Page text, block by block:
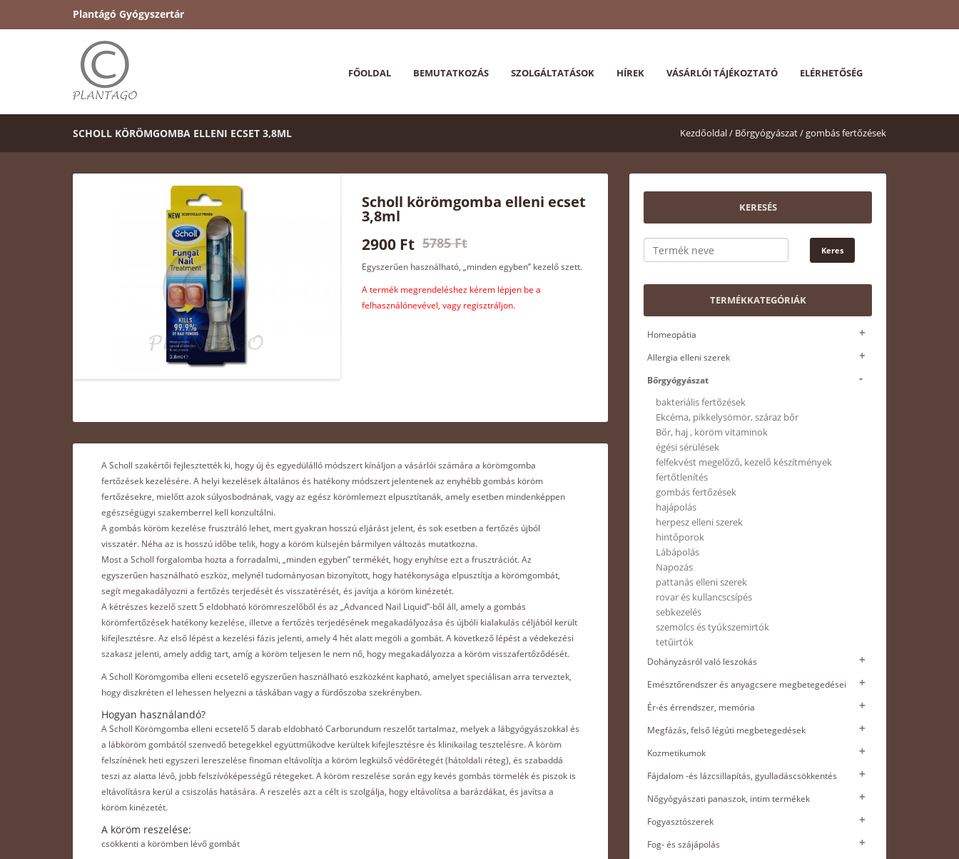
Plantágó Gyógyszertár
FŐOLDAL BEMUTATKOZÁS SZOLGÁLTATÁSOK HÍREK VÁSÁRLÓI TÁJÉKOZTATÓ ELÉRHETŐSÉG
SCHOLL KÖRÖMGOMBA ELLENI ECSET 3,8ML Kezdőoldal / Bőrgyógyászat /gombás fertőzések
Scholl körömgomba elleni ecset
3,8ml
2900 Ft 5785 Ft
Egyszerűen használható, „minden egyben” kezelő szett.
A termék megrendeléshez kérem lépjen be a
felhasználónevével, vagy regisztráljon.
A Scholl szakértői fejlesztették ki, hogy új és egyedülálló módszert kínáljon a vásárlói számára a körömgomba
fertőzések kezelésére. A helyi kezelések általános és hatékony módszert jelentenek az enyhébb gombás köröm
fertőzésekre, mielőtt azok súlyosbodnának, vagy az egész körömlemezt elpusztítanák, amely esetben mindenképpen
egészségügyi szakemberrel kell konzultálni.
A gombás köröm kezelése frusztráló lehet, mert gyakran hosszú eljárást jelent, és sok esetben a fertőzés újból
visszatér. Néha az is hosszú időbe telik, hogy a köröm külsején bármilyen változás mutatkozna.
Most a Scholl forgalomba hozta a forradalmi, „minden egyben” termékét, hogy enyhítse ezt a frusztrációt. Az
egyszerűen használható eszköz, melynél tudományosan bizonyított, hogy hatékonysága elpusztítja a körömgombát,
segít megakadályozni a fertőzés terjedését és visszatérését, és javítja a köröm kinézetét.
A kétrészes kezelő szett 5 eldobható körömreszelőből és az „Advanced Nail Liquid”-ből áll, amely a gombás
körömfertőzések hatékony kezelése, illetve a fertőzés terjedésének megakadályozása és újbóli kialakulás céljából került
kifejlesztésre. Az első lépést a kezelési fázis jelenti, amely 4 hét alatt megöli a gombát. A következő lépést a védekezési
szakasz jelenti, amely addig tart, amíg a köröm teljesen le nem nő, hogy megakadályozza a köröm visszafertőződését.
A Scholl Körömgomba elleni ecsetelő egyszerűen használható eszközként kapható, amelyet speciálisan arra terveztek,
hogy diszkréten el lehessen helyezni a táskában vagy a fürdőszoba szekrényben.
Hogyan használandó?
A Scholl Körömgomba elleni ecsetelő 5 darab eldobható Carborundum reszelőt tartalmaz, melyek a lábgyógyászokkal és
a lábköröm gombától szenvedő betegekkel együttműködve kerültek kifejlesztésre és klinikailag tesztelésre. A köröm
felszínének heti egyszeri lereszelése finoman eltávolítja a köröm legkülső védőrétegét (hátoldali réteg), és szabaddá
teszi az alatta lévő, jobb felszívóképességű rétegeket. A köröm reszelése során egy kevés gombás törmelék és piszok is
eltávolításra kerül a csiszolás hatására. A reszelés azt a célt is szolgálja, hogy eltávolítsa a barázdákat, és javítsa a
köröm kinézetét.
A köröm reszelése:
csökkenti a körömben lévő gombát
KERESÉS
TERMÉKKATEGÓRIÁK
Homeopátia
Allergia elleni szerek
Bőrgyógyászat
bakteriális fertőzések
Ekcéma, pikkelysömör, száraz bőr
Bőr, haj , köröm vitaminok
égési sérülések
felfekvést megelőző, kezelő készítmények
fertőtlenítés
gombás fertőzések
hajápolás
herpesz elleni szerek
hintőporok
Lábápolás
Napozás
pattanás elleni szerek
rovar és kullancscsípés
sebkezelés
szemölcs és tyúkszemirtók
tetűirtók
Dohányzásról való leszokás
Emésztőrendszer és anyagcsere megbetegedései
Ér-és érrendszer, memória
Megfázás, felső légúti megbetegedések
Kozmetikumok
Fájdalom -és lázcsillapítás, gyulladáscsökkentés
Nőgyógyászati panaszok, intim termékek
Fogyasztószerek
Fog- és szájápolás